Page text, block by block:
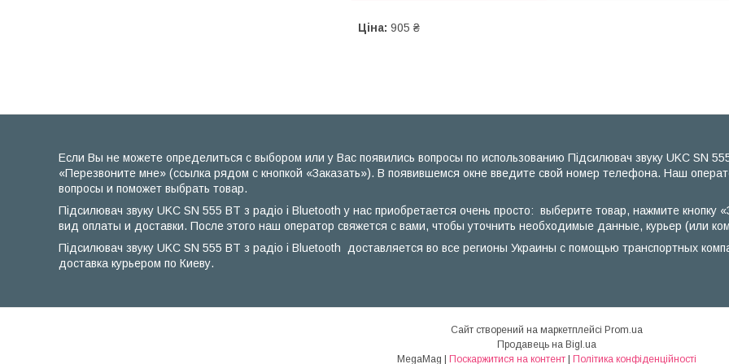
Ціна: 905 ₴
Если Вы не можете определиться с выбором или у Вас появились вопросы по использованию Підсилювач звуку UKC SN
«Перезвоните мне» (ссылка рядом с кнопкой «Заказать»). В появившемся окне введите свой номер телефона. Наш
вопросы и поможет выбрать товар.
Підсилювач звуку UKC SN 555 BT з радіо і Bluetooth у нас приобретается очень просто: выберите товар, нажмите кнопку
вид оплаты и доставки. После этого наш оператор свяжется с вами, чтобы уточнить необходимые данные, курьер (или
Підсилювач звуку UKC SN 555 BT з радіо і Bluetooth доставляется во все регионы Украины с помощью транспортных
доставка курьером по Киеву.
Сайт створений на маркетплейсі Prom.ua
Продавець на Bigl.ua
MegaMag | Поскаржитися на контент | Політика конфіденційності